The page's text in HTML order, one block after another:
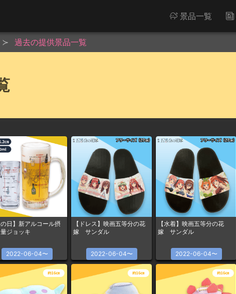
景品一覧
過去の提供景品一覧
の日】新アルコール摂
ジョッキ
2022-06-04〜
【ドレス】映画五等分の花
嫁 サンダル
2022-06-04〜
【水着】映画五等分の花
嫁 サンダル
2022-06-04〜